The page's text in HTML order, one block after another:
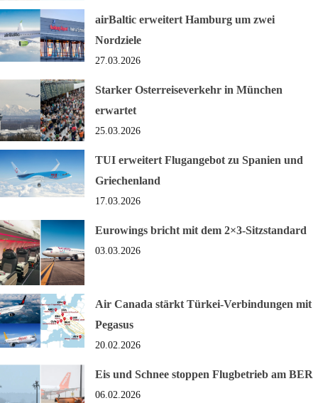
airBaltic erweitert Hamburg um zwei
Nordziele
27.03.2026
Starker Osterreiseverkehr in München
erwartet
25.03.2026
TUI erweitert Flugangebot zu Spanien und
Griechenland
17.03.2026
Eurowings bricht mit dem 2×3-Sitzstandard
03.03.2026
Air Canada stärkt Türkei-Verbindungen mit
Pegasus
20.02.2026
Eis und Schnee stoppen Flugbetrieb am BER
06.02.2026